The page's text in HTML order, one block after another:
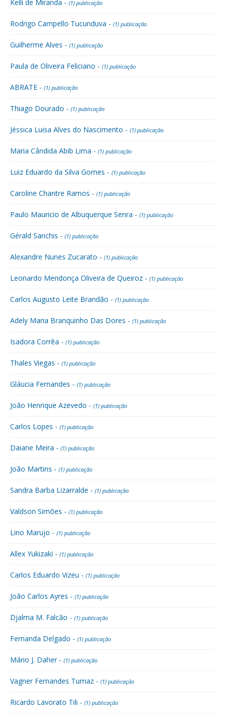
Kelli de Miranda - (1) publicação
Rodrigo Campello Tucunduva - (1) publicação
Guilherme Alves - (1) publicação
Paula de Oliveira Feliciano - (1) publicação
ABRATE - (1) publicação
Thiago Dourado - (1) publicação
Jéssica Luisa Alves do Nascimento - (1) publicação
Maria Cândida Abib Lima - (1) publicação
Luiz Eduardo da Silva Gomes - (1) publicação
Caroline Chantre Ramos - (1) publicação
Paulo Mauricio de Albuquerque Senra - (1) publicação
Gérald Sanchis - (1) publicação
Alexandre Nunes Zucarato - (1) publicação
Leonardo Mendonça Oliveira de Queiroz - (1) publicação
Carlos Augusto Leite Brandão - (1) publicação
Adely Maria Branquinho Das Dores - (1) publicação
Isadora Corrêa - (1) publicação
Thales Viegas - (1) publicação
Gláucia Fernandes - (1) publicação
João Henrique Azevedo - (1) publicação
Carlos Lopes - (1) publicação
Daiane Meira - (1) publicação
João Martins - (1) publicação
Sandra Barba Lizarralde - (1) publicação
Valdson Simões - (1) publicação
Lino Marujo - (1) publicação
Allex Yukizaki - (1) publicação
Carlos Eduardo Vizeu - (1) publicação
João Carlos Ayres - (1) publicação
Djalma M. Falcão - (1) publicação
Fernanda Delgado - (1) publicação
Mário J. Daher - (1) publicação
Vagner Fernandes Tumaz - (1) publicação
Ricardo Lavorato Tili - (1) publicação